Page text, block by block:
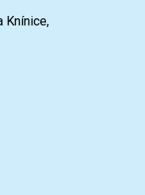
Knínice,